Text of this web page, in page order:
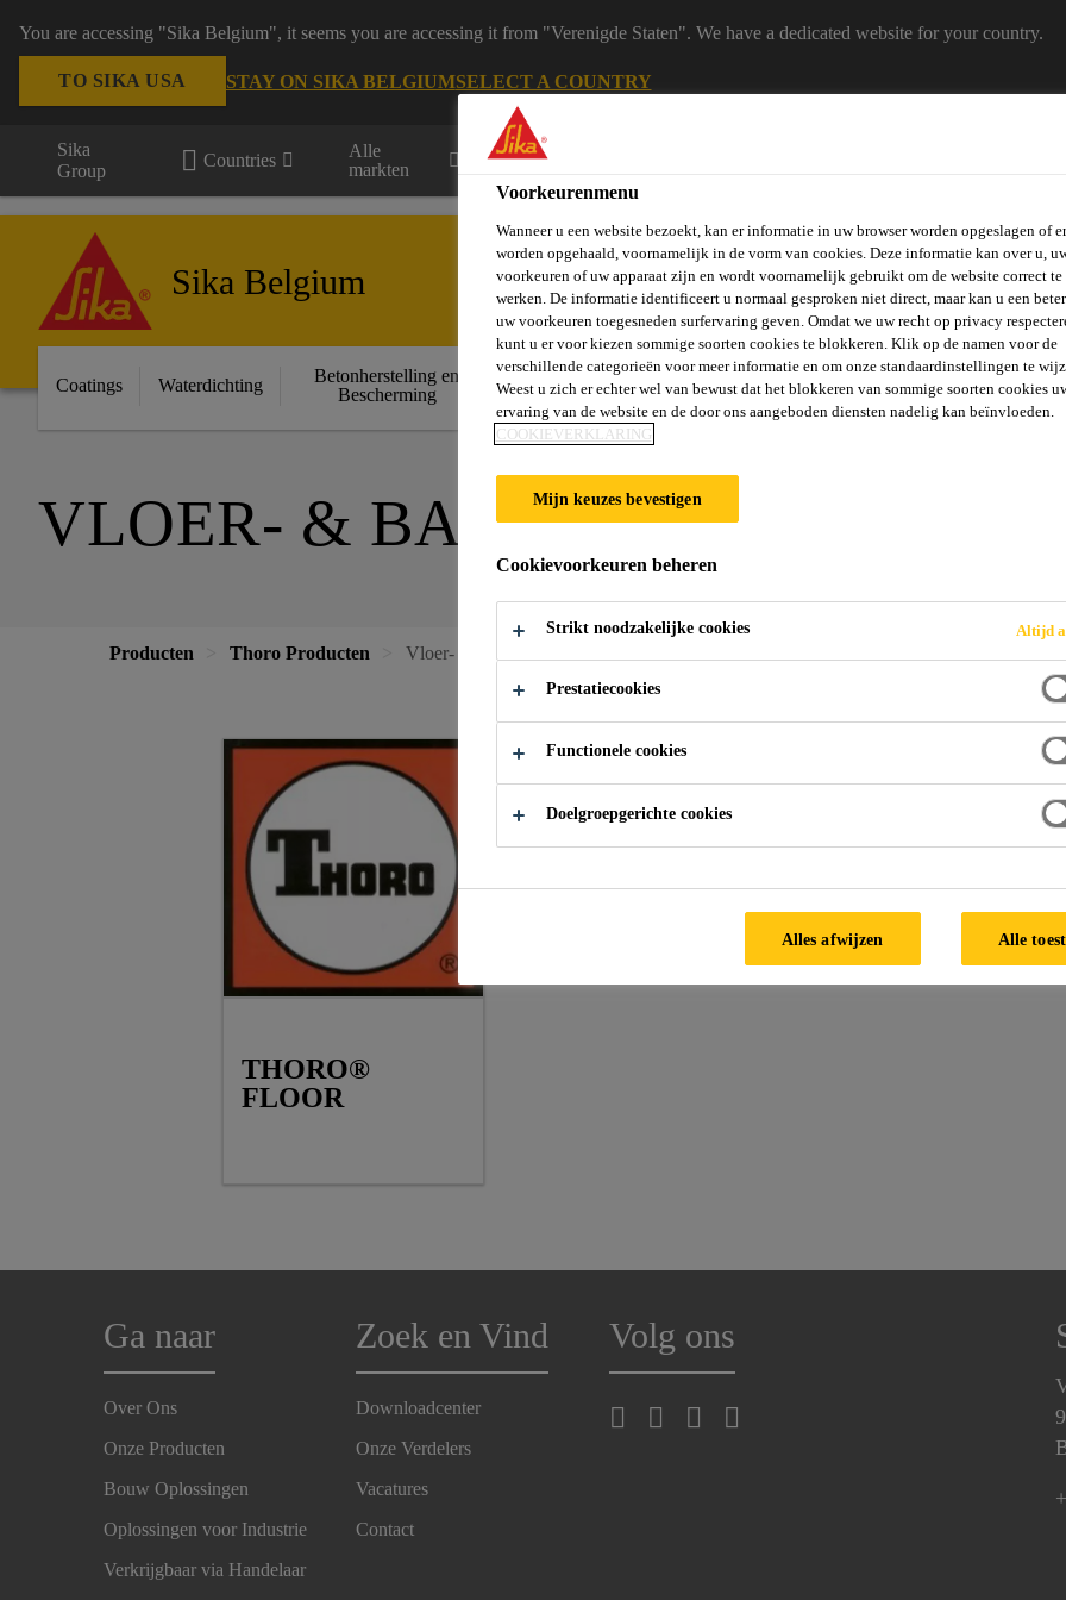
You are accessing "Sika Belgium", it seems you are accessing it from "Verenigde Staten". We have a dedicated website for your country.
TO SIKA USA STAY ON SIKA BELGIUMSELECT A COUNTRY
Sika
Group
Countries
Alle
markten
Producten
Sika Belgium
Coatings Waterdichting
Betonherstelling en
Bescherming
Gevels, Wanden &
Balkons
Vloeren
Verlijmen en
Afdichten
Beton
VLOER- & BALKON COATINGS
Producten Thoro Producten Vloer- & Balkon Coatings
THORO®
FLOOR
Ga naar
Over Ons
Onze Producten
Bouw Oplossingen
Oplossingen voor Industrie
Verkrijgbaar via Handelaar
Zoek en Vind
Downloadcenter
Onze Verdelers
Vacatures
Contact
Volg ons
Voorkeurenmenu
Wanneer u een website bezoekt, kan er informatie in uw browser worden opgeslagen of
worden opgehaald, voornamelijk in de vorm van cookies. Deze informatie kan over u,
voorkeuren of uw apparaat zijn en wordt voornamelijk gebruikt om de website correct te
werken. De informatie identificeert u normaal gesproken niet direct, maar kan u een
uw voorkeuren toegesneden surfervaring geven. Omdat we uw recht op privacy
kunt u er voor kiezen sommige soorten cookies te blokkeren. Klik op de namen voor de
verschillende categorieën voor meer informatie en om onze standaardinstellingen te
Weest u zich er echter wel van bewust dat het blokkeren van sommige soorten cookies
ervaring van de website en de door ons aangeboden diensten nadelig kan beïnvloeden.
COOKIEVERKLARING
Mijn keuzes bevestigen
Cookievoorkeuren beheren
Strikt noodzakelijke cookies Altijd
Prestatiecookies
Functionele cookies
Doelgroepgerichte cookies
Alles afwijzen Alle